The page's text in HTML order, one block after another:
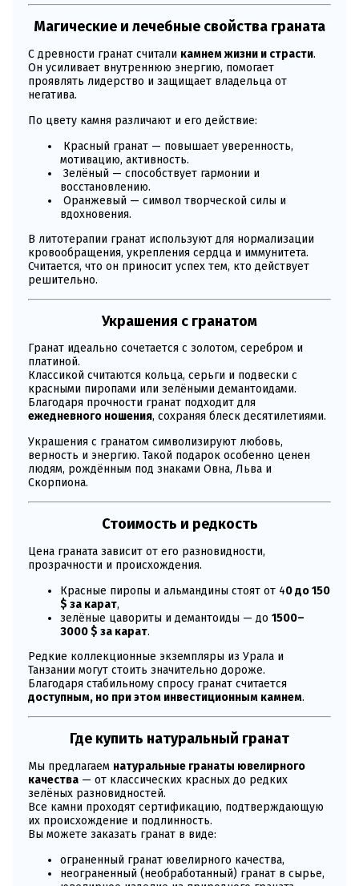
Магические и лечебные свойства граната
С древности гранат считали камнем жизни и страсти.
Он усиливает внутреннюю энергию, помогает
проявлять лидерство и защищает владельца от
негатива.
По цвету камня различают и его действие:
Красный гранат — повышает уверенность,
мотивацию, активность.
Зелёный — способствует гармонии и
восстановлению.
Оранжевый — символ творческой силы и
вдохновения.
В литотерапии гранат используют для нормализации
кровообращения, укрепления сердца и иммунитета.
Считается, что он приносит успех тем, кто действует
решительно.
Украшения с гранатом
Гранат идеально сочетается с золотом, серебром и
платиной.
Классикой считаются кольца, серьги и подвески с
красными пиропами или зелёными демантоидами.
Благодаря прочности гранат подходит для
ежедневного ношения, сохраняя блеск десятилетиями.
Украшения с гранатом символизируют любовь,
верность и энергию. Такой подарок особенно ценен
людям, рождённым под знаками Овна, Льва и
Скорпиона.
Стоимость и редкость
Цена граната зависит от его разновидности,
прозрачности и происхождения.
Красные пиропы и альмандины стоят от 40 до 150
$ за карат,
зелёные цавориты и демантоиды — до 1500–
3000 $ за карат.
Редкие коллекционные экземпляры из Урала и
Танзании могут стоить значительно дороже.
Благодаря стабильному спросу гранат считается
доступным, но при этом инвестиционным камнем.
Где купить натуральный гранат
Мы предлагаем натуральные гранаты ювелирного
качества — от классических красных до редких
зелёных разновидностей.
Все камни проходят сертификацию, подтверждающую
их происхождение и подлинность.
Вы можете заказать гранат в виде:
ограненный гранат ювелирного качества,
неограненный (необработанный) гранат в сырье,